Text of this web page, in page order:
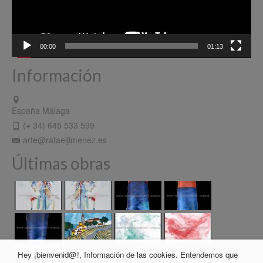
00:00 01:13
Información
España Málaga
(+ 34) 645 533 599
arte@rafaeljimenez.es
Últimas obras
Hey ¡bienvenid@!, Información de las cookies. Entendemos que